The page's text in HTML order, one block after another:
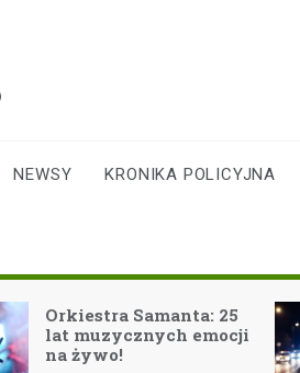
NEWSY KRONIKA POLICYJNA
Orkiestra Samanta: 25
lat muzycznych emocji
na żywo!